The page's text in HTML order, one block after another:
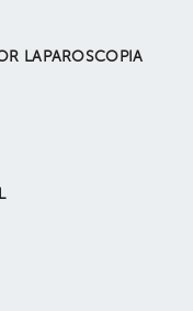
LAPAROSCOPIA